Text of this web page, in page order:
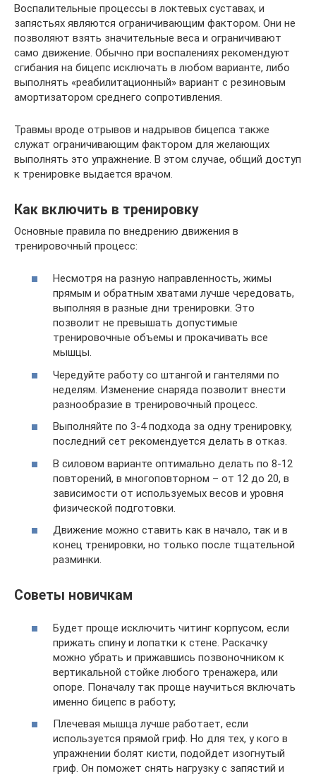
Воспалительные процессы в локтевых суставах, и
запястьях являются ограничивающим фактором. Они не
позволяют взять значительные веса и ограничивают
само движение. Обычно при воспалениях рекомендуют
сгибания на бицепс исключать в любом варианте, либо
выполнять «реабилитационный» вариант с резиновым
амортизатором среднего сопротивления.
Травмы вроде отрывов и надрывов бицепса также
служат ограничивающим фактором для желающих
выполнять это упражнение. В этом случае, общий доступ
к тренировке выдается врачом.
Как включить в тренировку
Основные правила по внедрению движения в
тренировочный процесс:
Несмотря на разную направленность, жимы
прямым и обратным хватами лучше чередовать,
выполняя в разные дни тренировки. Это
позволит не превышать допустимые
тренировочные объемы и прокачивать все
мышцы.
Чередуйте работу со штангой и гантелями по
неделям. Изменение снаряда позволит внести
разнообразие в тренировочный процесс.
Выполняйте по 3-4 подхода за одну тренировку,
последний сет рекомендуется делать в отказ.
В силовом варианте оптимально делать по 8-12
повторений, в многоповторном – от 12 до 20, в
зависимости от используемых весов и уровня
физической подготовки.
Движение можно ставить как в начало, так и в
конец тренировки, но только после тщательной
разминки.
Советы новичкам
Будет проще исключить читинг корпусом, если
прижать спину и лопатки к стене. Раскачку
можно убрать и прижавшись позвоночником к
вертикальной стойке любого тренажера, или
опоре. Поначалу так проще научиться включать
именно бицепс в работу;
Плечевая мышца лучше работает, если
используется прямой гриф. Но для тех, у кого в
упражнении болят кисти, подойдет изогнутый
гриф. Он поможет снять нагрузку с запястий и